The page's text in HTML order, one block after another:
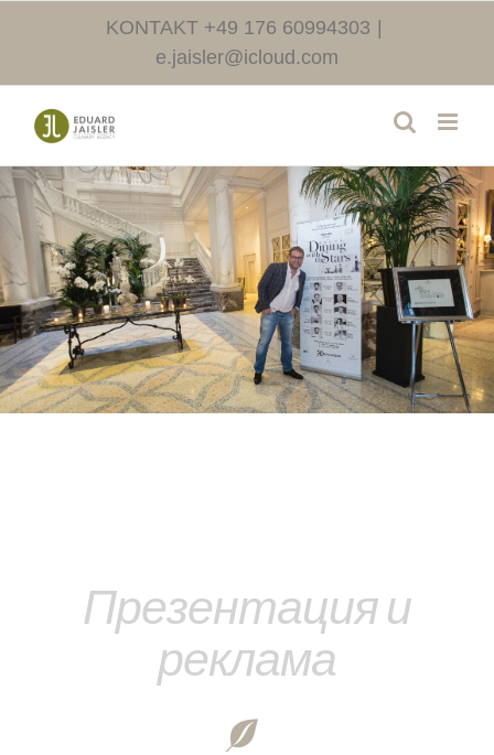
content
KONTAKT +49 176 60994303 |
e.jaisler@icloud.com
Презентация и
реклама